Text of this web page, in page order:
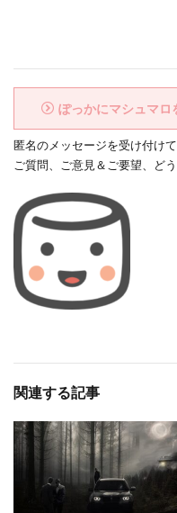
ぽっかにマシュマロ
匿名のメッセージを受け付けて
ご質問、ご意見＆ご要望、ど
関連する記事